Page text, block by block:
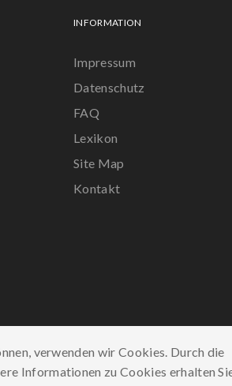
INFORMATION
Impressum
Datenschutz
FAQ
Lexikon
Site Map
Kontakt
verwenden wir Cookies. Durch die
Informationen zu Cookies erhalten